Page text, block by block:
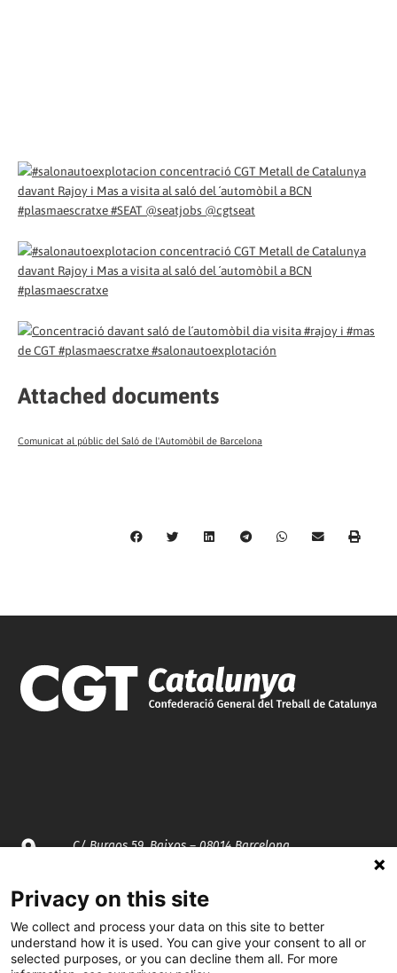
Attached documents
Comunicat al públic del Saló de l'Automòbil de Barcelona
C/ Burgos 59, Baixos – 08014 Barcelona
spccc@spcgtcatalunya.cat
935 120 481
Privacy on this site
We collect and process your data on this site to better
understand how it is used. You can give your consent to all or
selected purposes, or you can decline them all. For more